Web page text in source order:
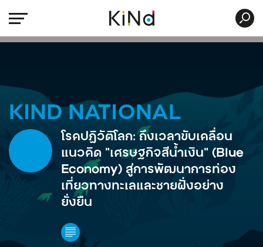
KIND NATIONAL
โรคปฏิวัติโลก: ถึงเวลาขับเคลื่อน
แนวคิด “เศรษฐกิจสีน้ำเงิน” (Blue
Economy) สู่การพัฒนาการท่อง
เที่ยวทางทะเลและชายฝั่งอย่าง
ยั่งยืน